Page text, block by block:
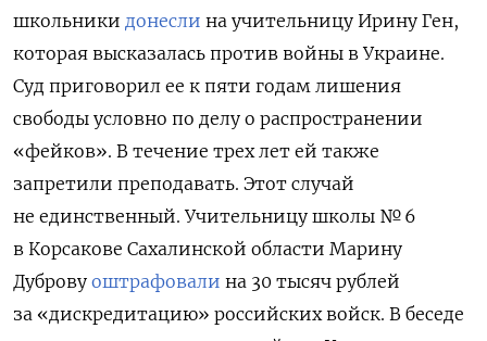
школьники донесли на учительницу Ирину Ген,
которая высказалась против войны в Украине.
Суд приговорил ее к пяти годам лишения
свободы условно по делу о распространении
«фейков». В течение трех лет ей также
запретили преподавать. Этот случай
не единственный. Учительницу школы № 6
в Корсакове Сахалинской области Марину
Дуброву оштрафовали на 30 тысяч рублей
за «дискредитацию» российских войск. В беседе